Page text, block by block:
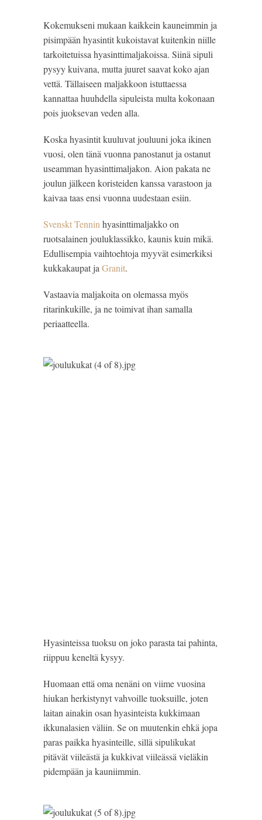
Kokemukseni mukaan kaikkein kauneimmin ja
pisimpään hyasintit kukoistavat kuitenkin niille
tarkoitetuissa hyasinttimaljakoissa. Siinä sipuli
pysyy kuivana, mutta juuret saavat koko ajan
vettä. Tällaiseen maljakkoon istuttaessa
kannattaa huuhdella sipuleista multa kokonaan
pois juoksevan veden alla.
Koska hyasintit kuuluvat jouluuni joka ikinen
vuosi, olen tänä vuonna panostanut ja ostanut
useamman hyasinttimaljakon. Aion pakata ne
joulun jälkeen koristeiden kanssa varastoon ja
kaivaa taas ensi vuonna uudestaan esiin.
Svenskt Tennin hyasinttimaljakko on
ruotsalainen jouluklassikko, kaunis kuin mikä.
Edullisempia vaihtoehtoja myyvät esimerkiksi
kukkakaupat ja Granit.
Vastaavia maljakoita on olemassa myös
ritarinkukille, ja ne toimivat ihan samalla
periaatteella.
Hyasinteissa tuoksu on joko parasta tai pahinta,
riippuu keneltä kysyy.
Huomaan että oma nenäni on viime vuosina
hiukan herkistynyt vahvoille tuoksuille, joten
laitan ainakin osan hyasinteista kukkimaan
ikkunalasien väliin. Se on muutenkin ehkä jopa
paras paikka hyasinteille, sillä sipulikukat
pitävät viileästä ja kukkivat viileässä vieläkin
pidempään ja kauniimmin.